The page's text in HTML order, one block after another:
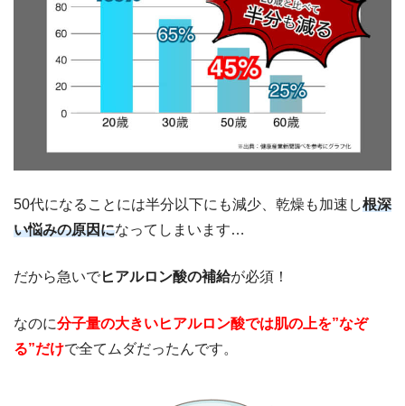
50代になることには半分以下にも減少、乾燥も加速し根深
い悩みの原因になってしまいます…
だから急いでヒアルロン酸の補給が必須！
なのに分子量の大きいヒアルロン酸では肌の上を”なぞ
る”だけで全てムダだったんです。